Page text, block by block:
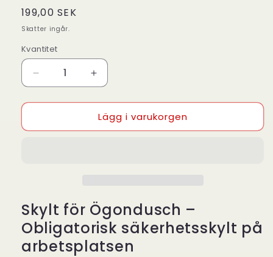
Ordinarie
pris
199,00 SEK
Skatter ingår.
Kvantitet
Kvantitet
Minska
kvantitet
för
för
arbetsplatsen
Öka
kvantitet
för
Skylt
för
arbetsplatsen
Lägg i varukorgen
Skylt för Ögondusch –
Obligatorisk säkerhetsskylt på
arbetsplatsen